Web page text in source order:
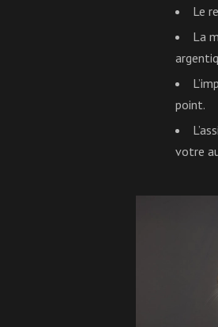
Le
La
point.
votre